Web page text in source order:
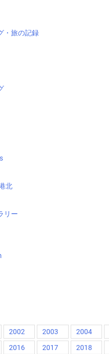
・旅の記録
北
リー
2002 2003 2004
2016 2017 2018